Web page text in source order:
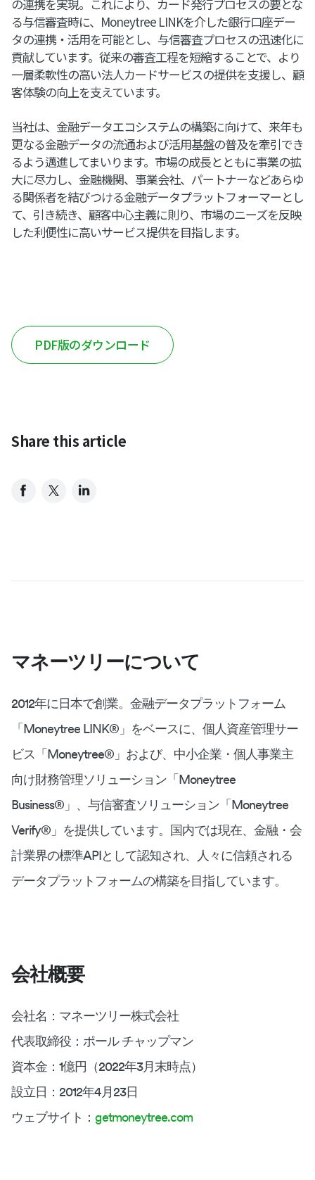
の連携を実現。これにより、カード発行プロセスの要とな
る与信審査時に、Moneytree LINKを介した銀行口座デー
タの連携・活用を可能とし、与信審査プロセスの迅速化に
貢献しています。従来の審査工程を短縮することで、より
一層柔軟性の高い法人カードサービスの提供を支援し、顧
客体験の向上を支えています。
当社は、金融データエコシステムの構築に向けて、来年も
更なる金融データの流通および活用基盤の普及を牽引でき
るよう邁進してまいります。市場の成長とともに事業の拡
大に尽力し、金融機関、事業会社、パートナーなどあらゆ
る関係者を結びつける金融データプラットフォーマーとし
て、引き続き、顧客中心主義に則り、市場のニーズを反映
した利便性に高いサービス提供を目指します。
PDF版のダウンロード
Share this article
マネーツリーについて
2012年に日本で創業。金融データプラットフォーム
「Moneytree LINK®︎」をベースに、個人資産管理サー
ビス「Moneytree®︎」および、中小企業・個人事業主
向け財務管理ソリューション「Moneytree
Business®︎」、与信審査ソリューション「Moneytree
Verify®︎」を提供しています。国内では現在、金融・会
計業界の標準APIとして認知され、人々に信頼される
データプラットフォームの構築を目指しています。
会社概要
会社名：マネーツリー株式会社
代表取締役：ポール チャップマン
資本金：1億円（2022年3月末時点）
設立日：2012年4月23日
ウェブサイト： getmoneytree.com